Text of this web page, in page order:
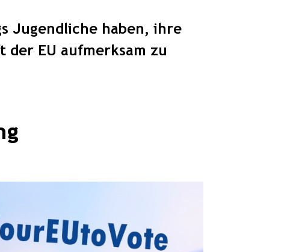
Jugendliche haben, ihre
der EU aufmerksam zu